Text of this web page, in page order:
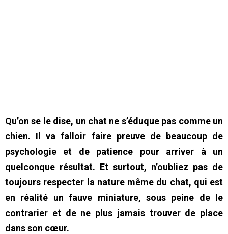
Qu’on se le dise, un chat ne s’éduque pas comme un
chien. Il va falloir faire preuve de beaucoup de
psychologie et de patience pour arriver à un
quelconque résultat. Et surtout, n’oubliez pas de
toujours respecter la nature même du chat, qui est
en réalité un fauve miniature, sous peine de le
contrarier et de ne plus jamais trouver de place
dans son cœur.